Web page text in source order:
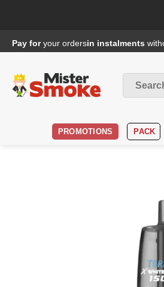
au
Pay foryour ordersin instalments
PROMOTIONS PACK